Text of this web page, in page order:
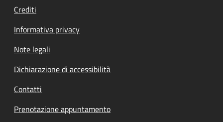
Crediti
Informativa privacy
Note legali
Dichiarazione di accessibilità
Contatti
Prenotazione appuntamento